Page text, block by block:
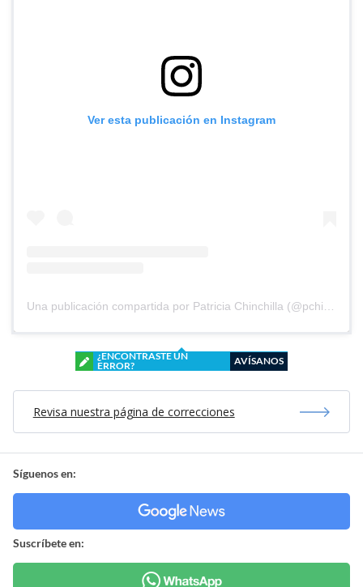
Ver esta publicación en Instagram
¿ENCONTRASTE UN
ERROR?
AVÍSANOS
Revisa nuestra página de correcciones
Síguenos en:
Suscríbete en: